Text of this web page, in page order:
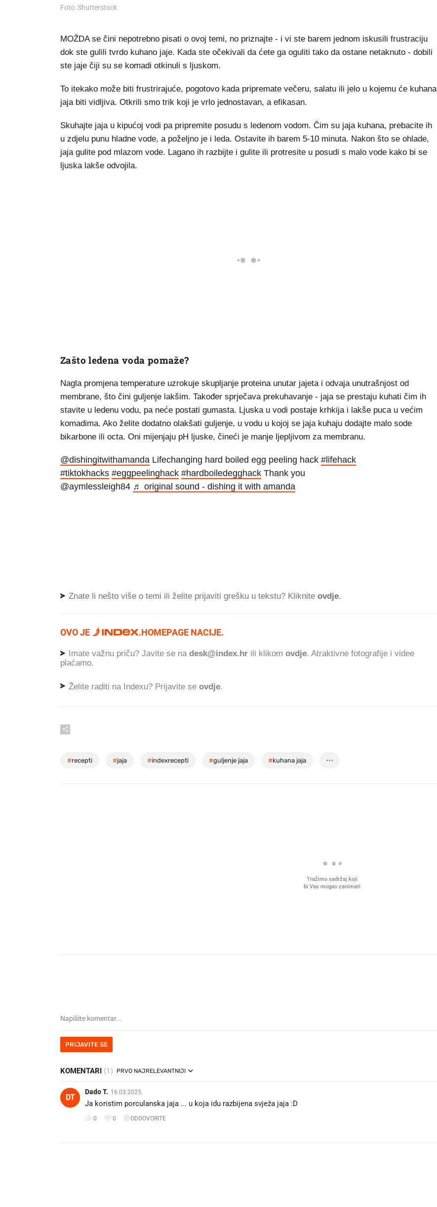
Foto: Shutterstock
MOŽDA se čini nepotrebno pisati o ovoj temi, no priznajte - i vi ste barem jednom iskusili frustraciju
dok ste gulili tvrdo kuhano jaje. Kada ste očekivali da ćete ga oguliti tako da ostane netaknuto - dobili
ste jaje čiji su se komadi otkinuli s ljuskom.
To itekako može biti frustrirajuće, pogotovo kada pripremate večeru, salatu ili jelo u kojemu će kuhana
jaja biti vidljiva. Otkrili smo trik koji je vrlo jednostavan, a efikasan.
Skuhajte jaja u kipućoj vodi pa pripremite posudu s ledenom vodom. Čim su jaja kuhana, prebacite ih
u zdjelu punu hladne vode, a poželjno je i leda. Ostavite ih barem 5-10 minuta. Nakon što se ohlade,
jaja gulite pod mlazom vode. Lagano ih razbijte i gulite ili protresite u posudi s malo vode kako bi se
ljuska lakše odvojila.
Zašto ledena voda pomaže?
Nagla promjena temperature uzrokuje skupljanje proteina unutar jajeta i odvaja unutrašnjost od
membrane, što čini guljenje lakšim. Također sprječava prekuhavanje - jaja se prestaju kuhati čim ih
stavite u ledenu vodu, pa neće postati gumasta. Ljuska u vodi postaje krhkija i lakše puca u većim
komadima. Ako želite dodatno olakšati guljenje, u vodu u kojoj se jaja kuhaju dodajte malo sode
bikarbone ili octa. Oni mijenjaju pH ljuske, čineći je manje ljepljivom za membranu.
@dishingitwithamanda Lifechanging hard boiled egg peeling hack #lifehack
#tiktokhacks #eggpeelinghack #hardboiledegghack Thank you
@aymlessleigh84 ♬ original sound - dishing it with amanda
Znate li nešto više o temi ili želite prijaviti grešku u tekstu? Kliknite ovdje.
OVO JE .HOMEPAGE NACIJE.
Imate važnu priču? Javite se na desk@index.hr ili klikom ovdje. Atraktivne fotografije i videe
plaćamo.
Želite raditi na Indexu? Prijavite se ovdje.
#recepti #jaja #indexrecepti #guljenje jaja #kuhana jaja
Tražimo sadržaj koji
bi Vas mogao zanimati
PRIJAVITE SE
KOMENTARI (1) PRVO NAJRELEVANTNIJI
DT
Dado T. 16.03.2025.
Ja koristim porculanska jaja ... u koja idu razbijena svježa jaja :D
0 0 ODGOVORITE